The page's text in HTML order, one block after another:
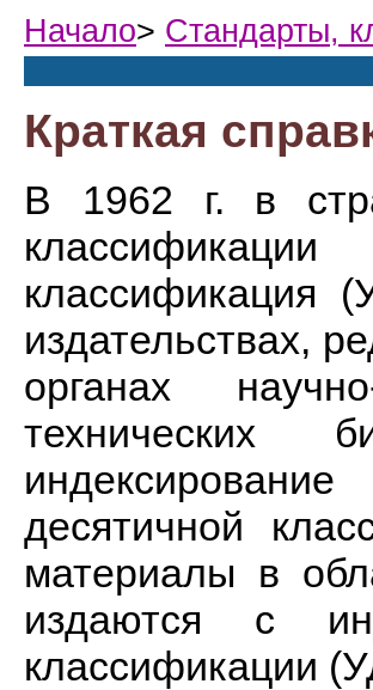
Начало> Стандарты,
Краткая
В 1962 г. в
классификации
классификация
издательствах,
органах
технических
десятичной
материалы в
издаются с
классификации